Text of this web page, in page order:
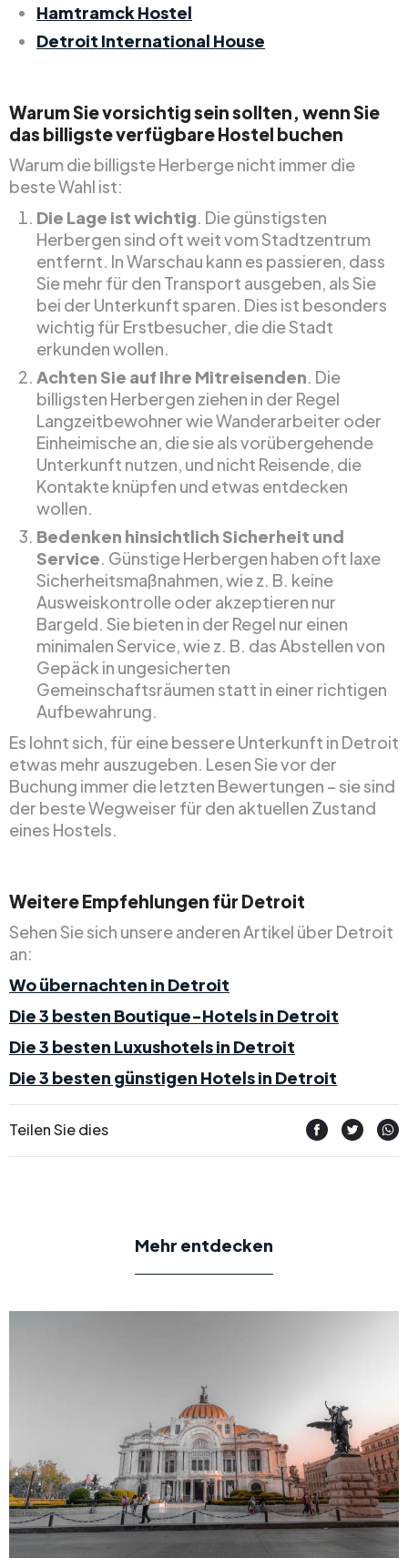
Hamtramck Hostel
Detroit International House
Warum Sie vorsichtig sein sollten, wenn Sie
das billigste verfügbare Hostel buchen
Warum die billigste Herberge nicht immer die
beste Wahl ist:
Die Lage ist wichtig. Die günstigsten
Herbergen sind oft weit vom Stadtzentrum
entfernt. In Warschau kann es passieren, dass
Sie mehr für den Transport ausgeben, als Sie
bei der Unterkunft sparen. Dies ist besonders
wichtig für Erstbesucher, die die Stadt
erkunden wollen.
Achten Sie auf Ihre Mitreisenden. Die
billigsten Herbergen ziehen in der Regel
Langzeitbewohner wie Wanderarbeiter oder
Einheimische an, die sie als vorübergehende
Unterkunft nutzen, und nicht Reisende, die
Kontakte knüpfen und etwas entdecken
wollen.
Bedenken hinsichtlich Sicherheit und
Service. Günstige Herbergen haben oft laxe
Sicherheitsmaßnahmen, wie z. B. keine
Ausweiskontrolle oder akzeptieren nur
Bargeld. Sie bieten in der Regel nur einen
minimalen Service, wie z. B. das Abstellen von
Gepäck in ungesicherten
Gemeinschaftsräumen statt in einer richtigen
Aufbewahrung.
Es lohnt sich, für eine bessere Unterkunft in Detroit
etwas mehr auszugeben. Lesen Sie vor der
Buchung immer die letzten Bewertungen – sie sind
der beste Wegweiser für den aktuellen Zustand
eines Hostels.
Weitere Empfehlungen für Detroit
Sehen Sie sich unsere anderen Artikel über Detroit
an:
Wo übernachten in Detroit
Die 3 besten Boutique-Hotels in Detroit
Die 3 besten Luxushotels in Detroit
Die 3 besten günstigen Hotels in Detroit
Teilen Sie dies
Mehr entdecken